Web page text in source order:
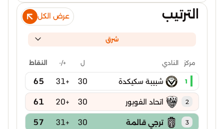
الترتيب عرض الكل
شرق
مركز النادي ل +/- النقاط
1 شبيبة سكيكدة 30
+31
65
2 اتحاد الفوبور 30
+20
61
3 ترجي قالمة 30
+31
57